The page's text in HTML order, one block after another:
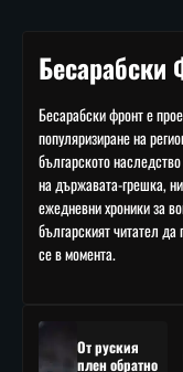
Бесарабски
Бесарабски фронт е
популяризиране на
българското
на държавата-грешка,
ежедневни хроники за
българският читател
се в момента.
От руския
плен обратно